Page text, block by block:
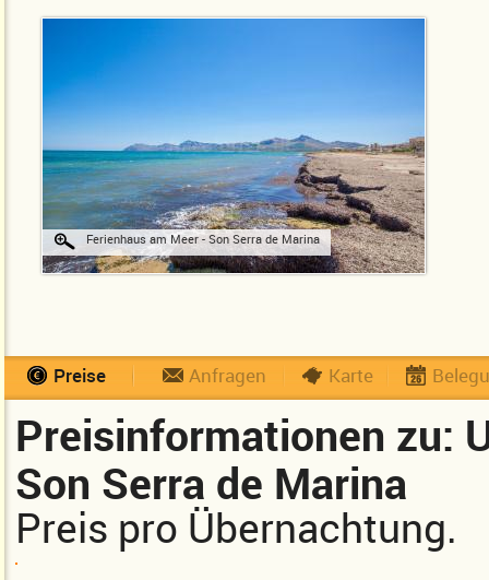
Ferienhaus am Meer - Son Serra de Marina
Preise Anfragen Karte
Preisinformationen zu:
Son Serra de Marina
Preis pro Übernachtung.